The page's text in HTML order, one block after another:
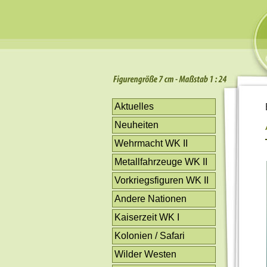
Aktuelles
Neuheiten
Wehrmacht WK II
Metallfahrzeuge WK II
Vorkriegsfiguren WK II
Andere Nationen
Kaiserzeit WK I
Kolonien / Safari
Wilder Westen